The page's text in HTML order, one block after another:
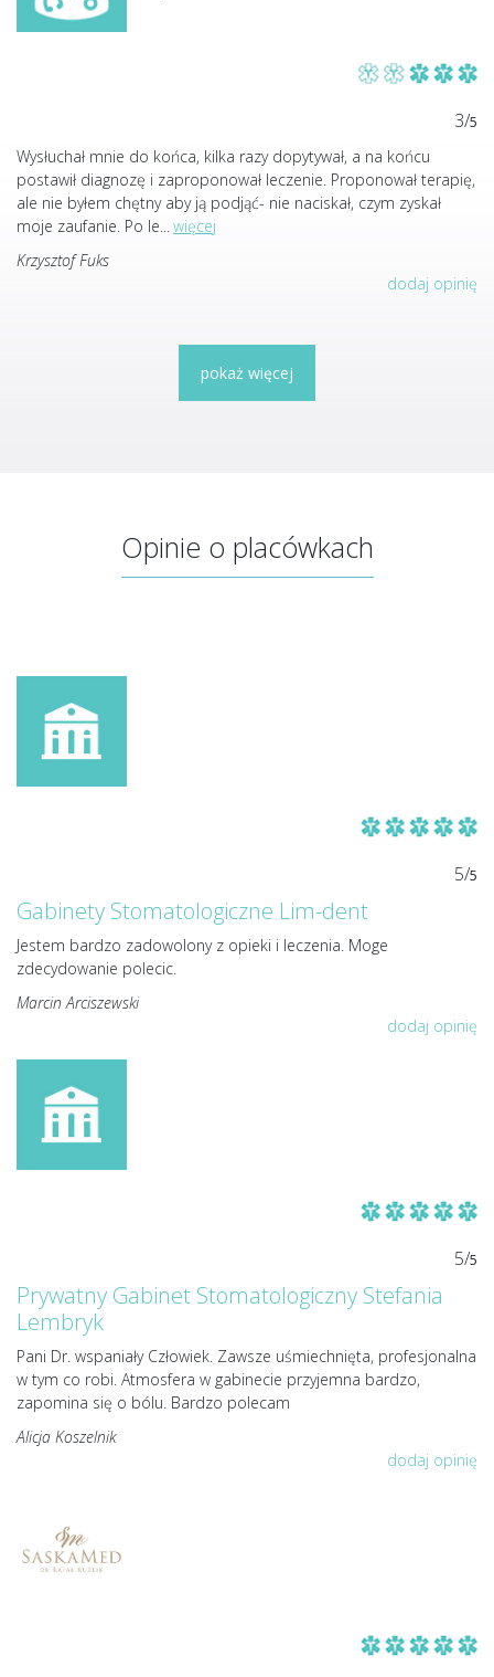
3/5
Wysłuchał mnie do końca, kilka razy dopytywał, a na końcu
postawił diagnozę i zaproponował leczenie. Proponował terapię,
ale nie byłem chętny aby ją podjąć- nie naciskał, czym zyskał
moje zaufanie. Po le
więcej
Krzysztof Fuks
dodaj opinię
pokaż więcej
Opinie o placówkach
5/5
Gabinety Stomatologiczne Lim-dent
Jestem bardzo zadowolony z opieki i leczenia. Moge
zdecydowanie polecic.
Marcin Arciszewski
dodaj opinię
5/5
Prywatny Gabinet Stomatologiczny Stefania
Lembryk
Pani Dr. wspaniały Człowiek. Zawsze uśmiechnięta, profesjonalna
w tym co robi. Atmosfera w gabinecie przyjemna bardzo,
zapomina się o bólu. Bardzo polecam
Alicja Koszelnik
dodaj opinię